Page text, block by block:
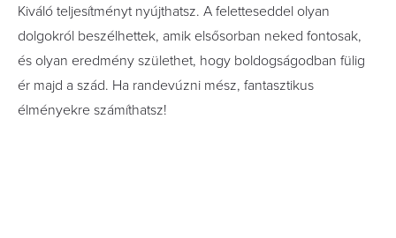
Kiváló teljesítményt nyújthatsz. A feletteseddel olyan
dolgokról beszélhettek, amik elsősorban neked fontosak,
és olyan eredmény születhet, hogy boldogságodban fülig
ér majd a szád. Ha randevúzni mész, fantasztikus
élményekre számíthatsz!